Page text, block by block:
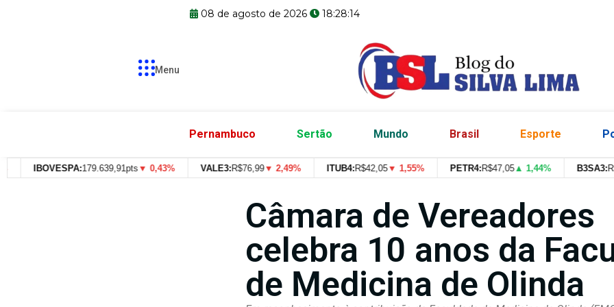
08 de agosto de 2026 18:28:15
Menu
Pernambuco Sertão Mundo Brasil Esporte
IBOVESPA:179.639,91pts▼ 0,43% VALE3:R$76,99▼ 2,49% ITUB4:R$42,05▼ 1,55% PETR4:R$47,05▲ 1,44% B3SA3:R$----
Câmara de Vereadores
celebra 10 anos da
de Medicina de Olinda